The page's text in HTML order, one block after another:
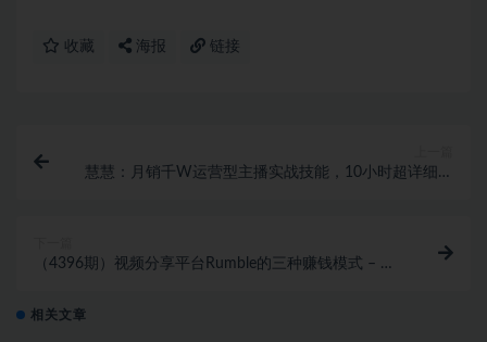
收藏 海报 链接
慧慧：月销千W运营型主播实战技能，10小时超详细讲
（4396期）视频分享平台Rumble的三种赚钱模式 – 上
相关文章